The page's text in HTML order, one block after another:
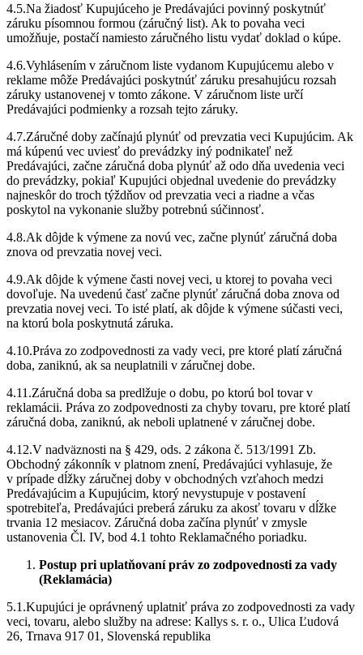
4.5.Na žiadosť Kupujúceho je Predávajúci povinný poskytnúť
záruku písomnou formou (záručný list). Ak to povaha veci
umožňuje, postačí namiesto záručného listu vydať doklad o kúpe.
4.6.Vyhlásením v záručnom liste vydanom Kupujúcemu alebo v
reklame môže Predávajúci poskytnúť záruku presahujúcu rozsah
záruky ustanovenej v tomto zákone. V záručnom liste určí
Predávajúci podmienky a rozsah tejto záruky.
4.7.Záručné doby začínajú plynúť od prevzatia veci Kupujúcim. Ak
má kúpenú vec uviesť do prevádzky iný podnikateľ než
Predávajúci, začne záručná doba plynúť až odo dňa uvedenia veci
do prevádzky, pokiaľ Kupujúci objednal uvedenie do prevádzky
najneskôr do troch týždňov od prevzatia veci a riadne a včas
poskytol na vykonanie služby potrebnú súčinnosť.
4.8.Ak dôjde k výmene za novú vec, začne plynúť záručná doba
znova od prevzatia novej veci.
4.9.Ak dôjde k výmene časti novej veci, u ktorej to povaha veci
dovoľuje. Na uvedenú časť začne plynúť záručná doba znova od
prevzatia novej veci. To isté platí, ak dôjde k výmene súčasti veci,
na ktorú bola poskytnutá záruka.
4.10.Práva zo zodpovednosti za vady veci, pre ktoré platí záručná
doba, zaniknú, ak sa neuplatnili v záručnej dobe.
4.11.Záručná doba sa predlžuje o dobu, po ktorú bol tovar v
reklamácii. Práva zo zodpovednosti za chyby tovaru, pre ktoré platí
záručná doba, zaniknú, ak neboli uplatnené v záručnej dobe.
4.12.V nadväznosti na § 429, ods. 2 zákona č. 513/1991 Zb.
Obchodný zákonník v platnom znení, Predávajúci vyhlasuje, že
v prípade dĺžky záručnej doby v obchodných vzťahoch medzi
Predávajúcim a Kupujúcim, ktorý nevystupuje v postavení
spotrebiteľa, Predávajúci preberá záruku za akosť tovaru v dĺžke
trvania 12 mesiacov. Záručná doba začína plynúť v zmysle
ustanovenia Čl. IV, bod 4.1 tohto Reklamačného poriadku.
Postup pri uplatňovaní práv zo zodpovednosti za vady
(Reklamácia)
5.1.Kupujúci je oprávnený uplatniť práva zo zodpovednosti za vady
veci, tovaru, alebo služby na adrese: Kallys s. r. o., Ulica Ľudová
26, Trnava 917 01, Slovenská republika